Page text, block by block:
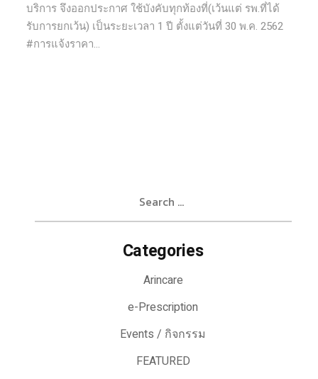
บริการ จึงออกประกาศ ใช้บังคับทุกท้องที่(เว้นแต่ รพ.ที่ได้
รับการยกเว้น) เป็นระยะเวลา 1 ปี ตั้งแต่วันที่ 30 พ.ค. 2562
#การแจ้งราคา...
Categories
Arincare
e-Prescription
Events / กิจกรรม
FEATURED